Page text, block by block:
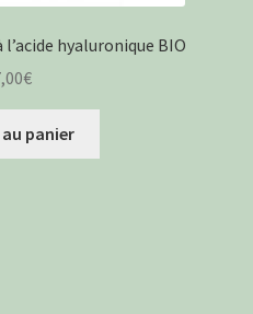
hyaluronique BIO
€
panier